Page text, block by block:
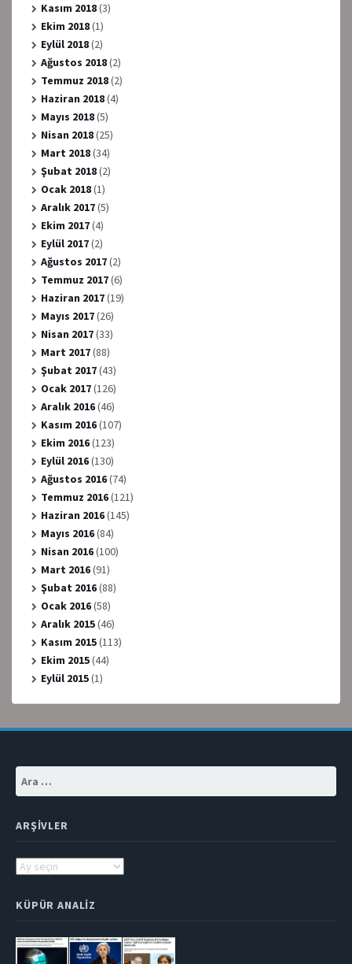
Kasım 2018(3)
Ekim 2018(1)
Eylül 2018(2)
Ağustos 2018(2)
Temmuz 2018(2)
Haziran 2018(4)
Mayıs 2018(5)
Nisan 2018(25)
Mart 2018(34)
Şubat 2018(2)
Ocak 2018(1)
Aralık 2017(5)
Ekim 2017(4)
Eylül 2017(2)
Ağustos 2017(2)
Temmuz 2017(6)
Haziran 2017(19)
Mayıs 2017(26)
Nisan 2017(33)
Mart 2017(88)
Şubat 2017(43)
Ocak 2017(126)
Aralık 2016(46)
Kasım 2016(107)
Ekim 2016(123)
Eylül 2016(130)
Ağustos 2016(74)
Temmuz 2016(121)
Haziran 2016(145)
Mayıs 2016(84)
Nisan 2016(100)
Mart 2016(91)
Şubat 2016(88)
Ocak 2016(58)
Aralık 2015(46)
Kasım 2015(113)
Ekim 2015(44)
Eylül 2015(1)
ARŞIVLER
Arşivler
KÜPÜR ANALIZ